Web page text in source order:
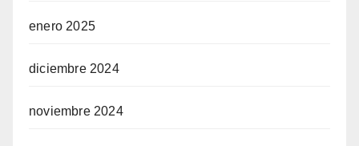
enero 2025
diciembre 2024
noviembre 2024